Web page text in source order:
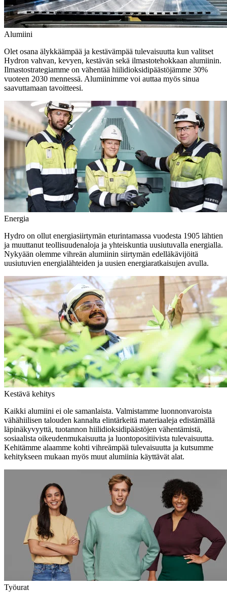
Alumiini
Olet osana älykkäämpää ja kestävämpää tulevaisuutta kun valitset
Hydron vahvan, kevyen, kestävän sekä ilmastotehokkaan alumiinin.
Ilmastostrategiamme on vähentää hiilidioksidipäästöjämme 30%
vuoteen 2030 mennessä. Alumiinimme voi auttaa myös sinua
saavuttamaan tavoitteesi.
Energia
Hydro on ollut energiasiirtymän eturintamassa vuodesta 1905 lähtien
ja muuttanut teollisuudenaloja ja yhteiskuntia uusiutuvalla energialla.
Nykyään olemme vihreän alumiinin siirtymän edelläkävijöitä
uusiutuvien energialähteiden ja uusien energiaratkaisujen avulla.
Kestävä kehitys
Kaikki alumiini ei ole samanlaista. Valmistamme luonnonvaroista
vähähiilisen talouden kannalta elintärkeitä materiaaleja edistämällä
läpinäkyvyyttä, tuotannon hiilidioksidipäästöjen vähentämistä,
sosiaalista oikeudenmukaisuutta ja luontopositiivista tulevaisuutta.
Kehitämme alaamme kohti vihreämpää tulevaisuutta ja kutsumme
kehitykseen mukaan myös muut alumiinia käyttävät alat.
Työurat